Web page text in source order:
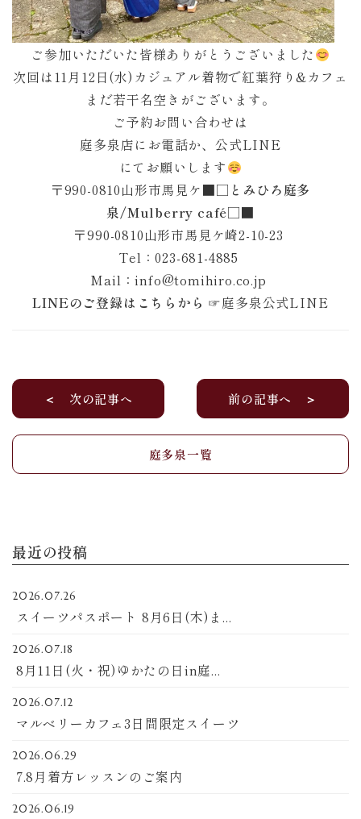
ご参加いただいた皆様ありがとうございました
次回は11月12日(水)カジュアル着物で紅葉狩り&カフェ
まだ若干名空きがございます。
ご予約お問い合わせは
庭多泉店にお電話か、公式LINE
にてお願いします
〒990-0810山形市馬見ケ■□とみひろ庭多
泉/Mulberry café□■
〒990-0810山形市馬見ケ崎2-10-23
Tel：023-681-4885
Mail：info@tomihiro.co.jp
LINEのご登録はこちらから ☞庭多泉公式LINE
＜ 次の記事へ
庭多泉一覧
前の記事へ ＞
最近の投稿
2026.07.26
スイーツパスポート 8月6日(木)ま...
2026.07.18
8月11日(火・祝)ゆかたの日in庭...
2026.07.12
マルベリーカフェ3日間限定スイーツ
2026.06.29
7.8月着方レッスンのご案内
2026.06.19